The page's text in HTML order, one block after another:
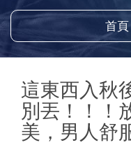
首頁
這東西入秋
別丟！！！
美，男人舒